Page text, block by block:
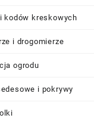
kodów kreskowych
i drogomierze
ogrodu
i pokrywy